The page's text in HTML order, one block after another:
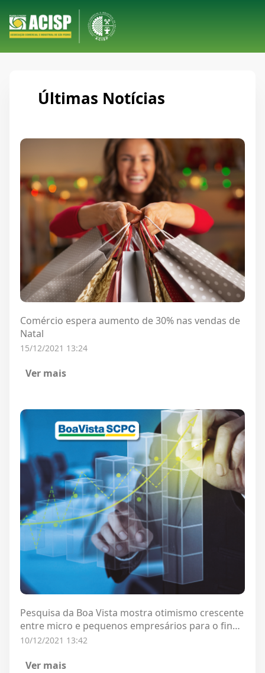
Últimas Notícias
Comércio espera aumento de 30% nas vendas de
Natal
15/12/2021 13:24
Ver mais
Pesquisa da Boa Vista mostra otimismo crescente
entre micro e pequenos empresários para o final
de 2021
10/12/2021 13:42
Ver mais